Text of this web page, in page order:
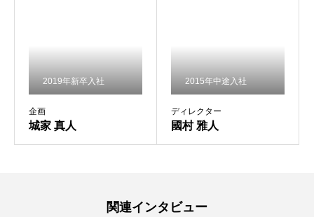
企画
城家 真人
2019年新卒入社
ディレクター
國村 雅人
2015年中途入社
関連インタビュー